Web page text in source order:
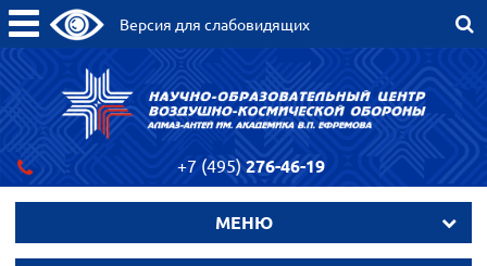
Версия для слабовидящих
+7 (495) 276-46-19
МЕНЮ